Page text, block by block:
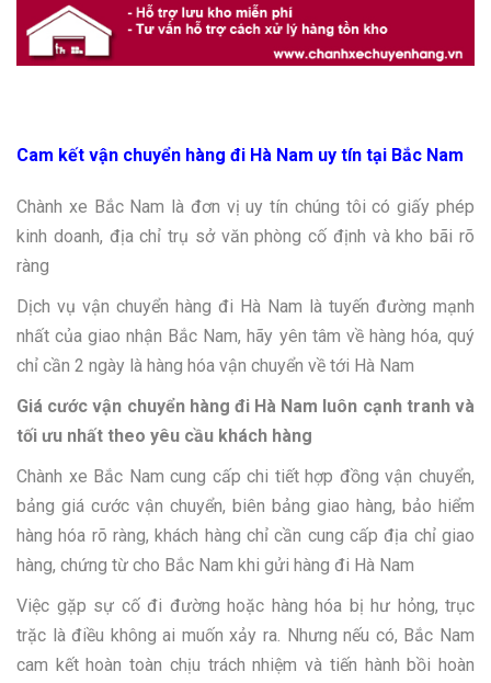
Cam kết vận chuyển hàng đi Hà Nam uy tín tại Bắc Nam
Chành xe Bắc Nam là đơn vị uy tín chúng tôi có giấy phép
kinh doanh, địa chỉ trụ sở văn phòng cố định và kho bãi rõ
ràng
Dịch vụ vận chuyển hàng đi Hà Nam là tuyến đường mạnh
nhất của giao nhận Bắc Nam, hãy yên tâm về hàng hóa, quý
chỉ cần 2 ngày là hàng hóa vận chuyển về tới Hà Nam
Giá cước vận chuyển hàng đi Hà Nam luôn cạnh tranh và
tối ưu nhất theo yêu cầu khách hàng
Chành xe Bắc Nam cung cấp chi tiết hợp đồng vận chuyển,
bảng giá cước vận chuyển, biên bảng giao hàng, bảo hiểm
hàng hóa rõ ràng, khách hàng chỉ cần cung cấp địa chỉ giao
hàng, chứng từ cho Bắc Nam khi gửi hàng đi Hà Nam
Việc gặp sự cố đi đường hoặc hàng hóa bị hư hỏng, trục
trặc là điều không ai muốn xảy ra. Nhưng nếu có, Bắc Nam
cam kết hoàn toàn chịu trách nhiệm và tiến hành bồi hoàn